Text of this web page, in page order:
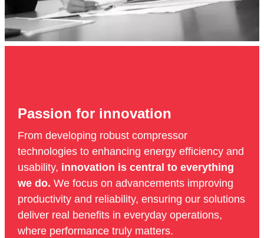
Passion for innovation
From developing robust compressor
technologies to enhancing energy efficiency and
usability, innovation is central to everything
we do. We focus on advancements improving
productivity and reliability, ensuring our solutions
deliver real benefits in everyday operations,
where performance truly matters.